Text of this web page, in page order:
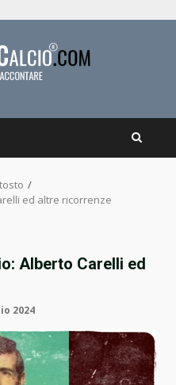
ed altre ricorrenze
Alberto Carelli ed
2024